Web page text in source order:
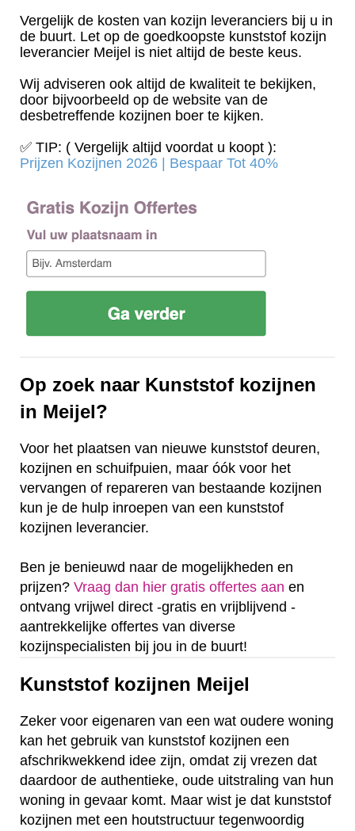
Vergelijk de kosten van kozijn leveranciers bij u in
de buurt. Let op de goedkoopste kunststof kozijn
leverancier Meijel is niet altijd de beste keus.
Wij adviseren ook altijd de kwaliteit te bekijken,
door bijvoorbeeld op de website van de
desbetreffende kozijnen boer te kijken.
✅ TIP: ( Vergelijk altijd voordat u koopt ):
Prijzen Kozijnen 2026 | Bespaar Tot 40%‎
Op zoek naar Kunststof kozijnen
in Meijel?
Voor het plaatsen van nieuwe kunststof deuren,
kozijnen en schuifpuien, maar óók voor het
vervangen of repareren van bestaande kozijnen
kun je de hulp inroepen van een kunststof
kozijnen leverancier.
Ben je benieuwd naar de mogelijkheden en
prijzen? Vraag dan hier gratis offertes aan en
ontvang vrijwel direct -gratis en vrijblijvend -
aantrekkelijke offertes van diverse
kozijnspecialisten bij jou in de buurt!
Kunststof kozijnen Meijel
Zeker voor eigenaren van een wat oudere woning
kan het gebruik van kunststof kozijnen een
afschrikwekkend idee zijn, omdat zij vrezen dat
daardoor de authentieke, oude uitstraling van hun
woning in gevaar komt. Maar wist je dat kunststof
kozijnen met een houtstructuur tegenwoordig